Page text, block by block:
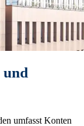
und
umfasst Konten